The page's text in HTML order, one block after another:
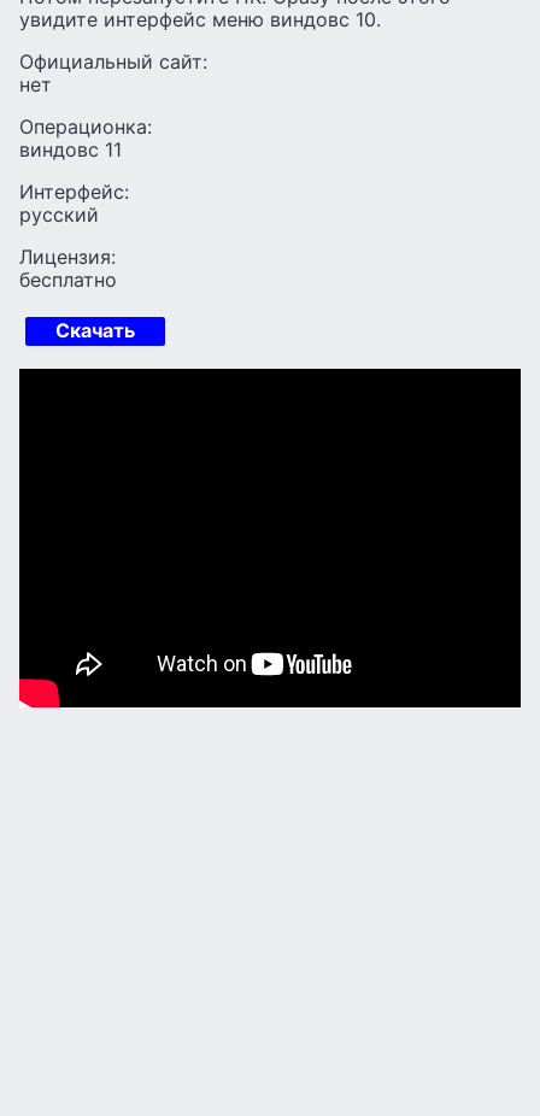
увидите интерфейс меню виндовс 10.
Официальный сайт:
нет
Операционка:
виндовс 11
Интерфейс:
русский
Лицензия:
бесплатно
Скачать